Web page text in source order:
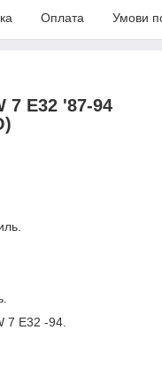
Оплата Умови
7 E32 '87-94
7 E32 -94.